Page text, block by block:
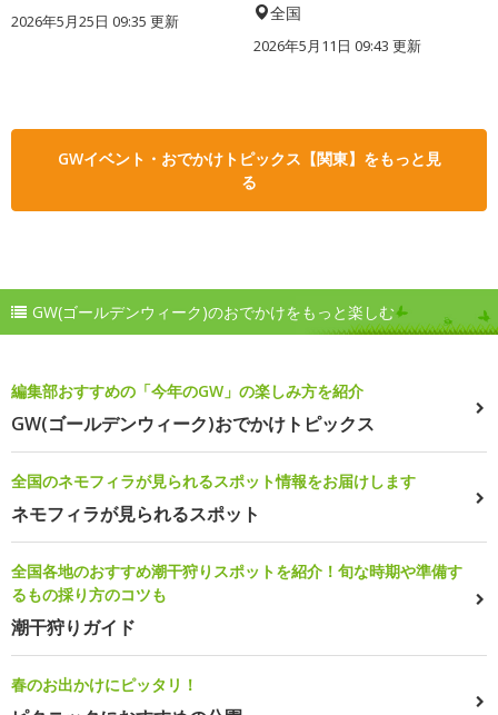
2026年5月25日 09:35 更新 全国
2026年5月11日 09:43 更新
GWイベント・おでかけトピックス【関東】をもっと見
る
GW(ゴールデンウィーク)のおでかけをもっと楽しむ
編集部おすすめの「今年のGW」の楽しみ方を紹介
GW(ゴールデンウィーク)おでかけトピックス
全国のネモフィラが見られるスポット情報をお届けします
ネモフィラが見られるスポット
全国各地のおすすめ潮干狩りスポットを紹介！旬な時期や準備す
るもの採り方のコツも
潮干狩りガイド
春のお出かけにピッタリ！